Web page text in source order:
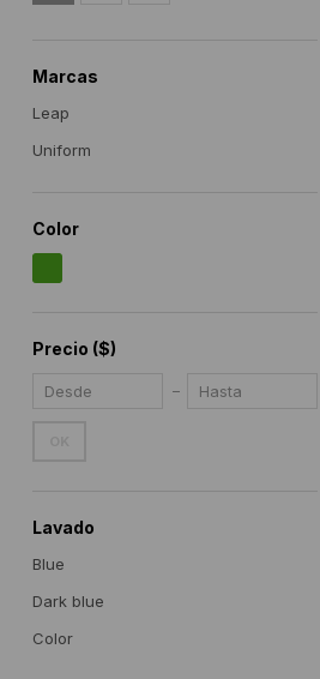
Marcas
Leap
Uniform
Color
Precio ($)
Lavado
Blue
Dark blue
Color